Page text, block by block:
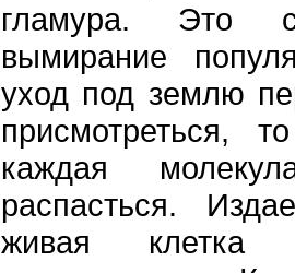
гламура. Это
вымирание
уход под землю
присмотреться,
каждая
распасться.
живая